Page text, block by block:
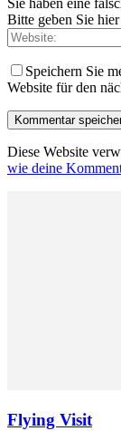
Bitte geben Sie
Speichern Sie
Website für den
Diese Website
wie deine
Flying Visit